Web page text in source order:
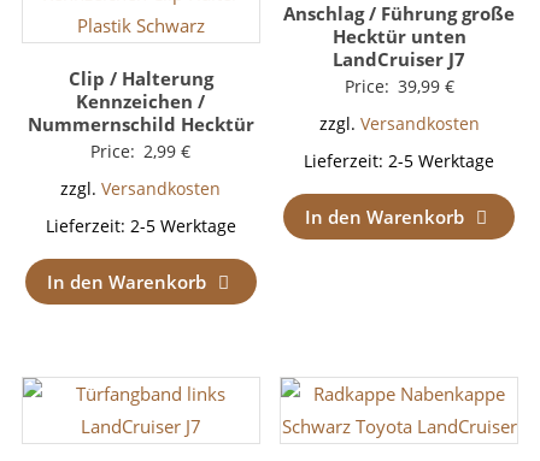
Clip / Halterung
Kennzeichen /
Nummernschild Hecktür
Price: 2,99€
zzgl.Versandkosten
Lieferzeit: 2-5 Werktage
In den Warenkorb
Anschlag / Führung große
Hecktür unten
LandCruiser J7
Price: 39,99 €
zzgl. Versandkosten
Lieferzeit:2-5 Werktage
In den Warenkorb